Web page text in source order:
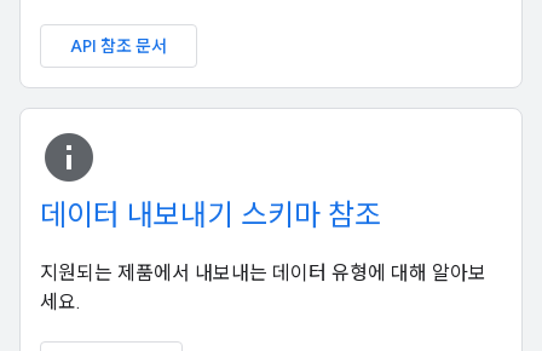
API 참조 문서
info_i
데이터 내보내기 스키마 참조
지원되는 제품에서 내보내는 데이터 유형에 대해 알아보
세요.